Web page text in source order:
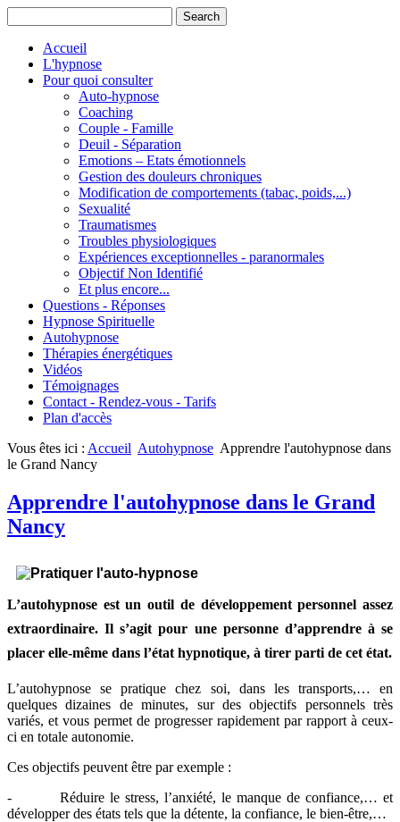
Accueil
L'hypnose
Pour quoi consulter
Auto-hypnose
Coaching
Couple - Famille
Deuil - Séparation
Emotions – Etats émotionnels
Gestion des douleurs chroniques
Modification de comportements (tabac, poids,...)
Sexualité
Traumatismes
Troubles physiologiques
Expériences exceptionnelles - paranormales
Objectif Non Identifié
Et plus encore...
Questions - Réponses
Hypnose Spirituelle
Autohypnose
Thérapies énergétiques
Vidéos
Témoignages
Contact - Rendez-vous - Tarifs
Plan d'accès
Vous êtes ici : Accueil Autohypnose Apprendre l'autohypnose dans
le Grand Nancy
Apprendre l'autohypnose dans le Grand
Nancy
L’autohypnose est un outil de développement personnel assez
extraordinaire. Il s’agit pour une personne d’apprendre à se
placer elle-même dans l’état hypnotique, à tirer parti de cet état.
L’autohypnose se pratique chez soi, dans les transports,… en
quelques dizaines de minutes, sur des objectifs personnels très
variés, et vous permet de progresser rapidement par rapport à ceux-
ci en totale autonomie.
Ces objectifs peuvent être par exemple :
- Réduire le stress, l’anxiété, le manque de confiance,… et
développer des états tels que la détente, la confiance, le bien-être,…